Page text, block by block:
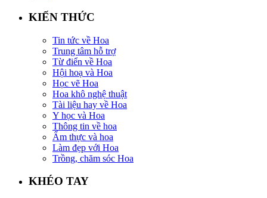
KIẾN THỨC
Tin tức về Hoa
Trung tâm hỗ trợ
Từ điển về Hoa
Hội hoạ và Hoa
Học vẽ Hoa
Hoa khô nghệ thuật
Tài liệu hay về Hoa
Y học và Hoa
Thông tin về hoa
Ẩm thực và hoa
Làm đẹp với Hoa
Trồng, chăm sóc Hoa
KHÉO TAY